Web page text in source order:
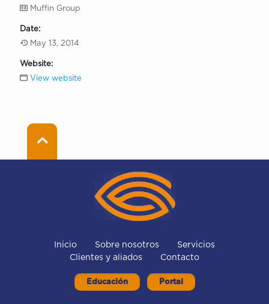
Muffin Group
Date:
May 13, 2014
Website:
View website
Inicio Sobre nosotros
Servicios
Clientes y aliados
Contacto
Educación Portal